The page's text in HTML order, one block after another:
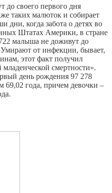
до своего первого дня
таких малюток и собирает
когда забота о детях во
Штатах Америки, в стране
малыша не доживут до
от инфекции, бывает,
этот факт получил
смертности».
день рождения 97 278
69,02 года, причем девочки –